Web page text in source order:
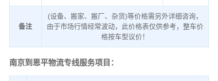
备注
(设备、搬家、搬厂、杂货)等价格需另外详细咨询，
由于市场行情经常波动，此价格表仅供参考，整车价
格按车型议价！
南京到恩平物流专线服务项目：